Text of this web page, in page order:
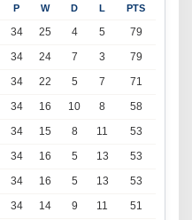
P W D L PTS
34 25 4 5
79
34 24 7 3
79
34 22 5 7
71
34 16 10 8
58
34 15 8 11
53
34 16 5 13
53
34 16 5 13
53
34 14 9 11
51